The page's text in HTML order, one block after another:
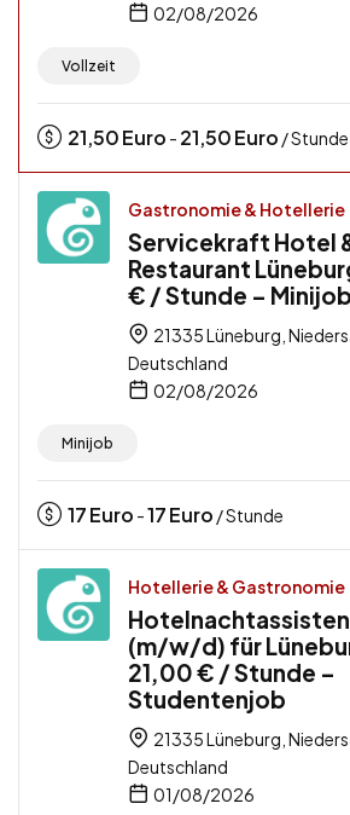
02/08/2026
Vollzeit
21,50Euro - 21,50Euro / Stunde
Gastronomie & Hotellerie
Servicekraft Hotel
Restaurant
€ / Stunde – Minijob
21335 Lüneburg,
Deutschland
02/08/2026
Minijob
17Euro -17Euro / Stunde
Hotellerie & Gastronomie
(m/w/d) für
21,00 € / Stunde –
Studentenjob
21335 Lüneburg,
Deutschland
01/08/2026